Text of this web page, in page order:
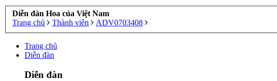
Diễn đàn Hoa của Việt Nam
Trang chủ
Thành viên ADV0703408
Trang chủ
Diễn đàn
Diễn đàn